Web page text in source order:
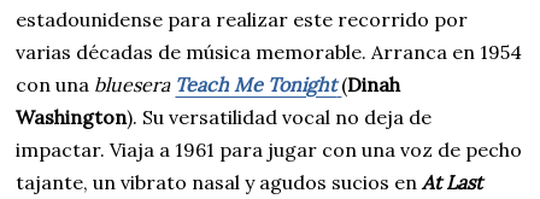
estadounidense para realizar este recorrido por
varias décadas de música memorable. Arranca en 1954
con una bluesera Teach Me Tonight (Dinah
Washington). Su versatilidad vocal no deja de
impactar. Viaja a 1961 para jugar con una voz de pecho
tajante, un vibrato nasal y agudos sucios enAt Last